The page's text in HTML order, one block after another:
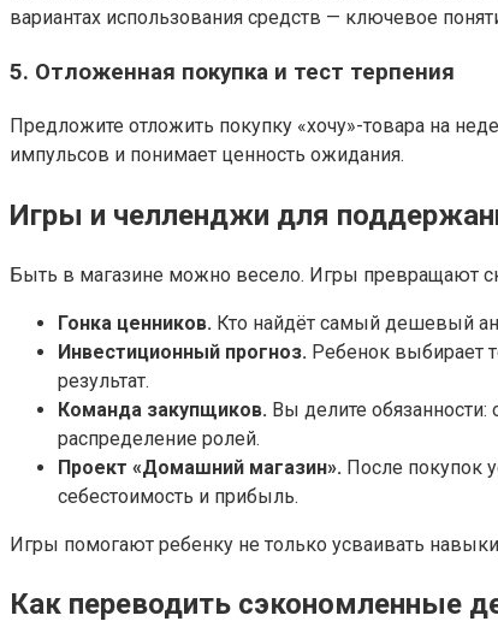
вариантах использования средств — ключевое
5. Отложенная покупка и тест терпения
Предложите отложить покупку «хочу»-товара на
импульсов и понимает ценность ожидания.
Игры и челленджи для
Быть в магазине можно весело. Игры превращают
Гонка ценников. Кто найдёт самый дешевый
Инвестиционный прогноз. Ребенок выбирает
результат.
Команда закупщиков. Вы делите
распределение ролей.
Проект «Домашний магазин». После покупок
себестоимость и прибыль.
Игры помогают ребенку не только усваивать
Как переводить сэкономленные